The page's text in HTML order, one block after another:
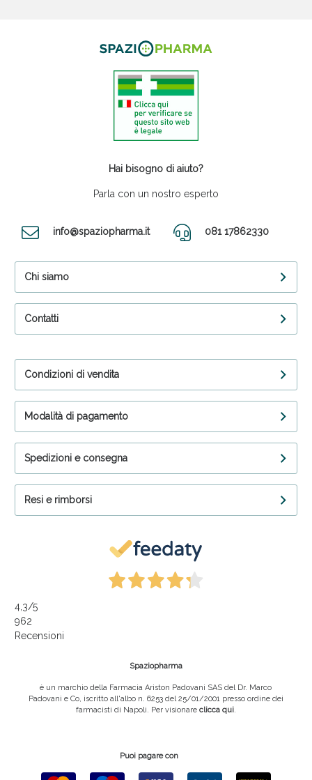
Hai bisogno di aiuto?
Parla con un nostro esperto
info@spaziopharma.it 081 17862330
Chi siamo
Contatti
Condizioni di vendita
Modalità di pagamento
Spedizioni e consegna
Resi e rimborsi
4,3/5
962
Recensioni
Spaziopharma
è un marchio della Farmacia Ariston Padovani SAS del Dr. Marco
Padovani e Co, iscritto all'albo n. 6253 del 25/01/2001 presso ordine dei
farmacisti di Napoli. Per visionare clicca qui.
Puoi pagare con